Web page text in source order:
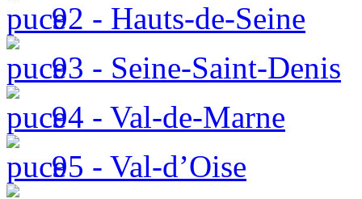
92 - Hauts-de-Seine
93 - Seine-Saint-Denis
94 - Val-de-Marne
95 - Val-d’Oise